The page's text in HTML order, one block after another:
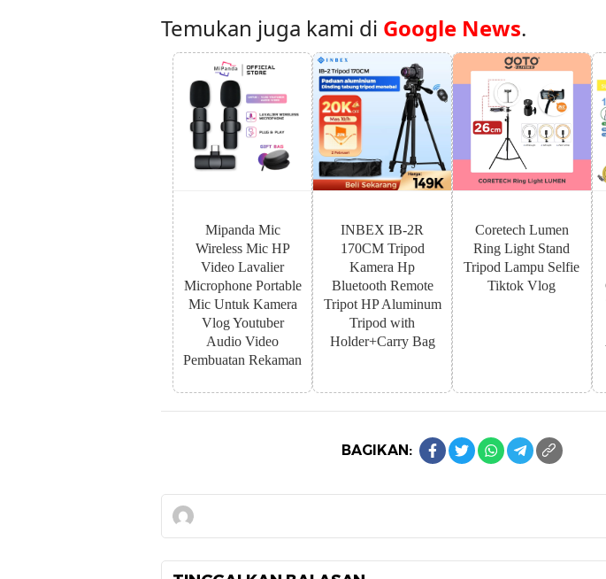
Temukan juga kami di Google News.
Mipanda Mic
Wireless Mic HP
Video Lavalier
Microphone Portable
Mic Untuk Kamera
Vlog Youtuber
Audio Video
Pembuatan Rekaman
INBEX IB-2R
170CM Tripod
Kamera Hp
Bluetooth Remote
Tripot HP Aluminum
Tripod with
Holder+Carry Bag
Coretech Lumen
Ring Light Stand
Tripod Lampu Selfie
Tiktok Vlog
BAGIKAN: